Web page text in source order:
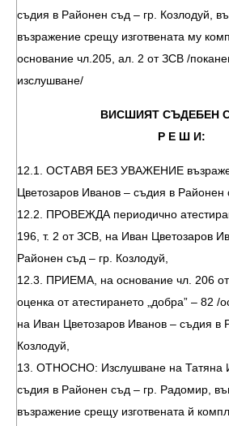
съдия в Районен съд – гр. Козлодуй,
възражение срещу изготвената му
основание чл.205, ал. 2 от ЗСВ /
изслушване/
ВИСШИЯТ СЪДЕБЕН
Р Е Ш И:
12.1. ОСТАВЯ БЕЗ УВАЖЕНИЕ
Цветозаров Иванов – съдия в Районен
12.2. ПРОВЕЖДА периодично
196, т. 2 от ЗСВ, на Иван Цветозаров
Районен съд – гр. Козлодуй,
12.3. ПРИЕМА, на основание чл. 206
оценка от атестирането „добра” – 82 /
на Иван Цветозаров Иванов – съдия в
Козлодуй,
13. ОТНОСНО: Изслушване на Татяна
съдия в Районен съд – гр. Радомир,
възражение срещу изготвената й